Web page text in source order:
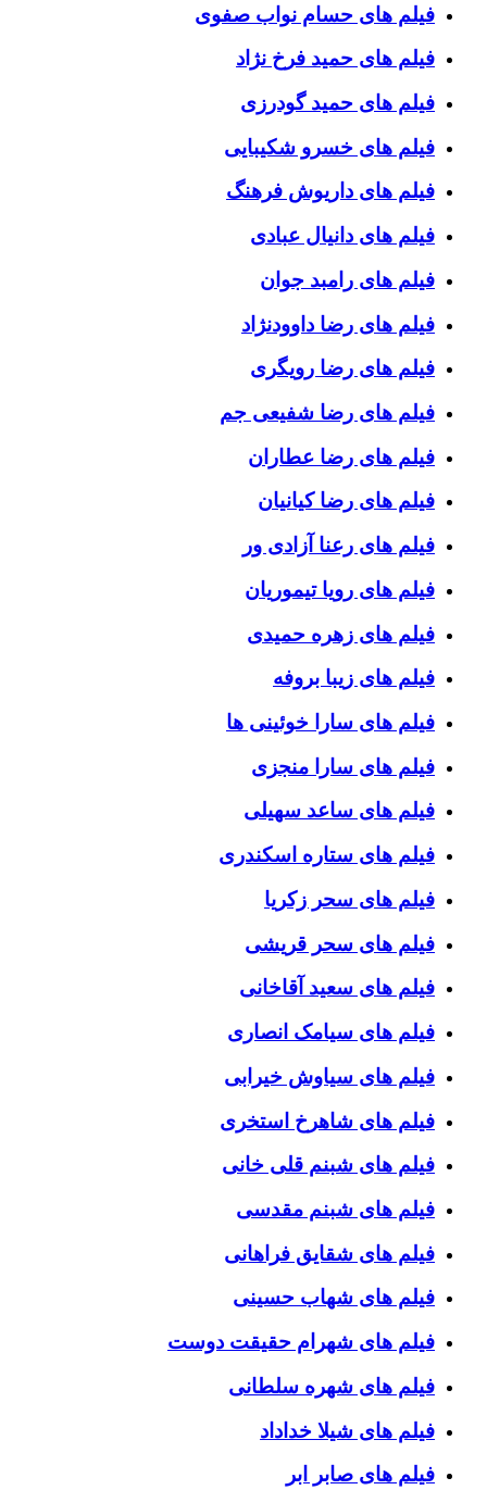
فیلم های حسام نواب صفوی
فیلم های حمید فرخ نژاد
فیلم های حمید گودرزی
فیلم های خسرو شکیبایی
فیلم های داریوش فرهنگ
فیلم های دانیال عبادی
فیلم های رامبد جوان
فیلم های رضا داوودنژاد
فیلم های رضا رویگری
فیلم های رضا شفیعی جم
فیلم های رضا عطاران
فیلم های رضا کیانیان
فیلم های رعنا آزادی ور
فیلم های رویا تیموریان
فیلم های زهره حمیدی
فیلم های زیبا بروفه
فیلم های سارا خوئینی ها
فیلم های سارا منجزی
فیلم های ساعد سهیلی
فیلم های ستاره اسکندری
فیلم های سحر زکریا
فیلم های سحر قریشی
فیلم های سعید آقاخانی
فیلم های سیامک انصاری
فیلم های سیاوش خیرابی
فیلم های شاهرخ استخری
فیلم های شبنم قلی خانی
فیلم های شبنم مقدسی
فیلم های شقایق فراهانی
فیلم های شهاب حسینی
فیلم های شهرام حقیقت دوست
فیلم های شهره سلطانی
فیلم های شیلا خداداد
فیلم های صابر ابر